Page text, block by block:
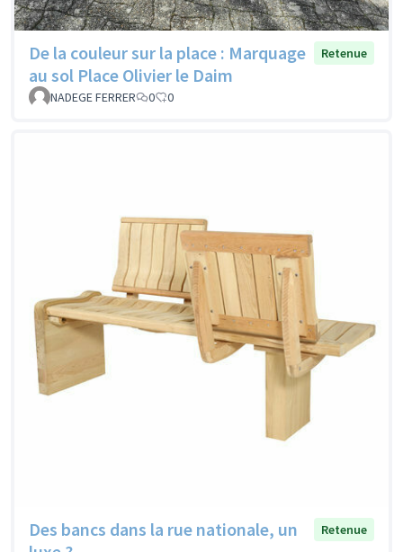
De la couleur sur la place : Marquage
au sol Place Olivier le Daim
Retenue
NADEGE FERRER 0 0
Des bancs dans la rue nationale, un
Retenue